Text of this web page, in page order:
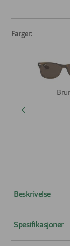
Farger:
Beskrivelse
Wayfarer i
Spesifikasjoner